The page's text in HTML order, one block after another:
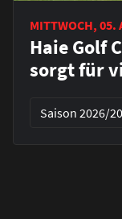
MITTWOCH, 05.
Haie Golf
sorgt für
Saison 2026/